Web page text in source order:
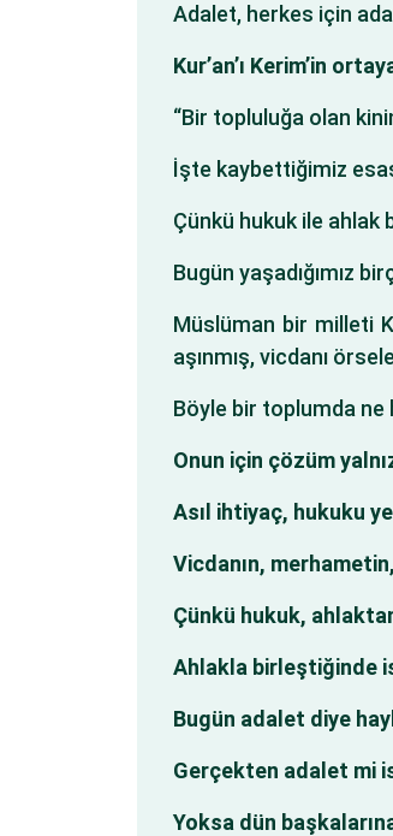
Adalet, herkes için
Kur’an’ı Kerim’in
“Bir topluluğa olan
İşte kaybettiğimiz
Çünkü hukuk ile ahlak
Bugün yaşadığımız
Müslüman bir milleti
aşınmış, vicdanı
Böyle bir toplumda ne
Onun için çözüm
Asıl ihtiyaç, hukuku
Vicdanın,
Çünkü hukuk,
Ahlakla birleştiğinde
Bugün adalet diye
Gerçekten adalet mi
Yoksa dün